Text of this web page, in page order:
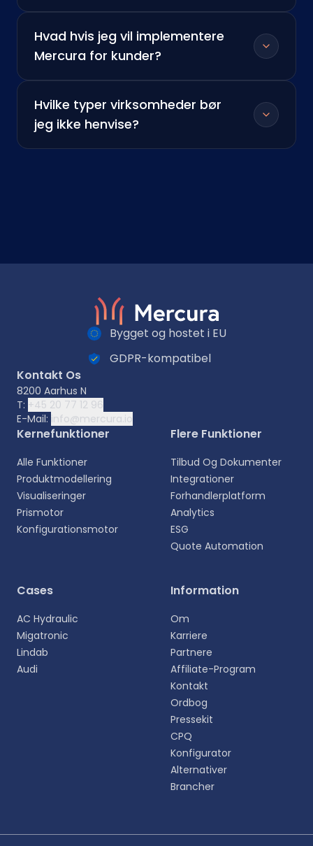
Vælg sprog
oplevelse.
Svenska
Hvad hvis jeg vil implementere
Mercura for kunder?
Hvilke typer virksomheder bør
jeg ikke henvise?
Bygget og hostet i EU
GDPR-kompatibel
Kontakt Os
8200 Aarhus N
T: +45 20 77 12 96
E-Mail: info@mercura.io
Kernefunktioner
Alle Funktioner
Produktmodellering
Visualiseringer
Prismotor
Konfigurationsmotor
Flere Funktioner
Tilbud Og Dokumenter
Integrationer
Forhandlerplatform
Analytics
ESG
Quote Automation
Cases
AC Hydraulic
Migatronic
Lindab
Audi
Information
Om
Karriere
Partnere
Affiliate-Program
Kontakt
Ordbog
Pressekit
CPQ
Konfigurator
Alternativer
Brancher